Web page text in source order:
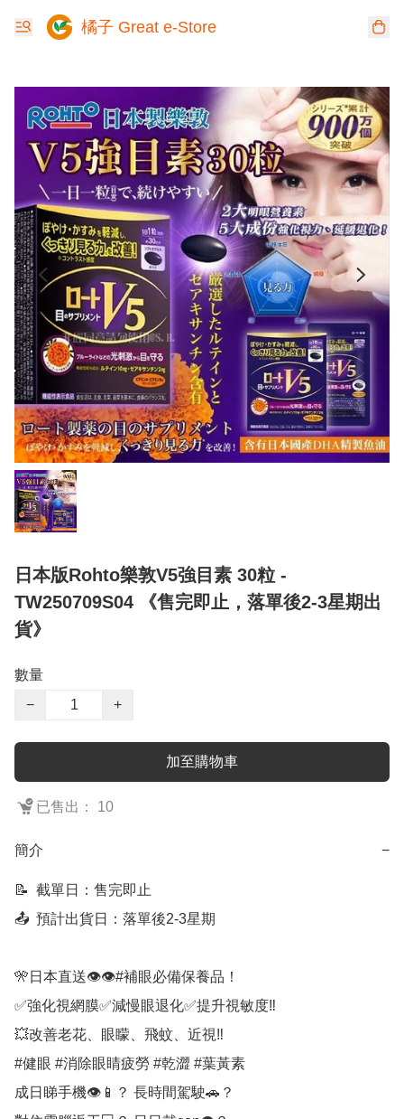
橘子 Great e-Store
日本版Rohto樂敦V5強目素 30粒 -
TW250709S04 《售完即止，落單後2-3星期出
貨》
數量
−
+
加至購物車
已售出： 10
簡介 −
📝  截單日：售完即止
📤  預計出貨日：落單後2-3星期
🎌日本直送👁👁#補眼必備保養品！
✅強化視網膜✅減慢眼退化✅提升視敏度‼️
💥改善老花、眼矇、飛蚊、近視‼️
#健眼 #消除眼睛疲勞 #乾澀 #葉黃素
成日睇手機👁📱？ 長時間駕駛🚗？